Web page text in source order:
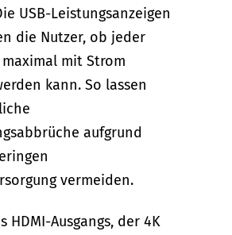
USB-Leistungsanzeigen
die Nutzer, ob jeder
maximal mit Strom
kann. So lassen
aufgrund
vermeiden.
HDMI-Ausgangs, der 4K